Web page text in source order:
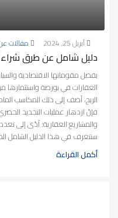
أبريل 25, 2024 مقالات
دليل شامل عن طرق شراء
بفضل مقوماتها الاقتصادية
العقارات في بورصة واستثمارها
الربح، أضف إلى ذلك المكاسب
فإنّ ازدهار عمليات التجديد
والمشاريع العقارية؛ أدّى إلى
سنتعرف في هذا الدليل الشامل
أكمل القراءة